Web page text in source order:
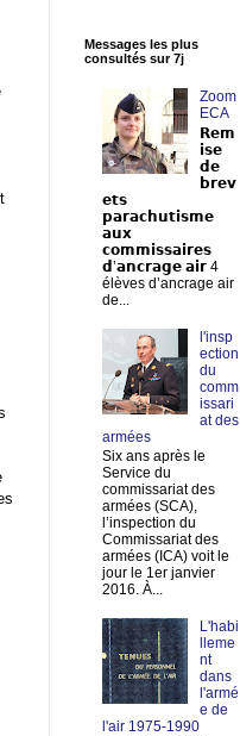
Messages les plus
consultés sur 7j
Zoom
ECA
𝗥𝗲𝗺
𝗶𝘀𝗲
𝗱𝗲
𝗯𝗿𝗲𝘃
𝗲𝘁𝘀
𝗽𝗮𝗿𝗮𝗰𝗵𝘂𝘁𝗶𝘀𝗺𝗲
𝗮𝘂𝘅
𝗰𝗼𝗺𝗺𝗶𝘀𝘀𝗮𝗶𝗿𝗲𝘀
𝗱’𝗮𝗻𝗰𝗿𝗮𝗴𝗲 𝗮𝗶𝗿 4
élèves d’ancrage air
de...
l'insp
ection
du
comm
issari
at des
armées
Six ans après le
Service du
commissariat des
armées (SCA),
l’inspection du
Commissariat des
armées (ICA) voit le
jour le 1er janvier
2016. À...
L'habi
lleme
nt
dans
l'armé
e de
l'air 1975-1990